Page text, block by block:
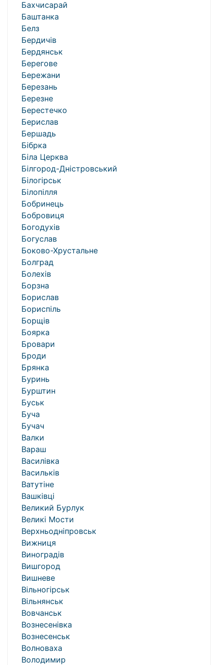
Бахчисарай
Баштанка
Белз
Бердичів
Бердянськ
Берегове
Бережани
Березань
Березне
Берестечко
Берислав
Бершадь
Бібрка
Біла Церква
Білгород-Дністровський
Білогірськ
Білопілля
Бобринець
Бобровиця
Богодухів
Богуслав
Боково-Хрустальне
Болград
Болехів
Борзна
Борислав
Бориспіль
Борщів
Боярка
Бровари
Броди
Брянка
Буринь
Бурштин
Буськ
Буча
Бучач
Валки
Вараш
Василівка
Васильків
Ватутіне
Вашківці
Великий Бурлук
Великі Мости
Верхньодніпровськ
Вижниця
Виноградів
Вишгород
Вишневе
Вільногірськ
Вільнянськ
Вовчанськ
Вознесенівка
Вознесенськ
Волноваха
Володимир